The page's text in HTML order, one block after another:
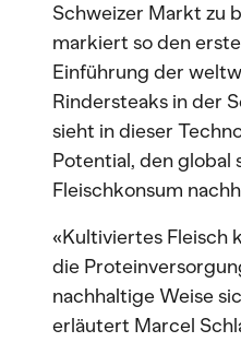
Schweizer Markt zu
markiert so den
Einführung der
Rindersteaks in der
sieht in dieser
Potential, den global
Fleischkonsum
«Kultiviertes Fleisch
die
nachhaltige Weise
erläutert Marcel